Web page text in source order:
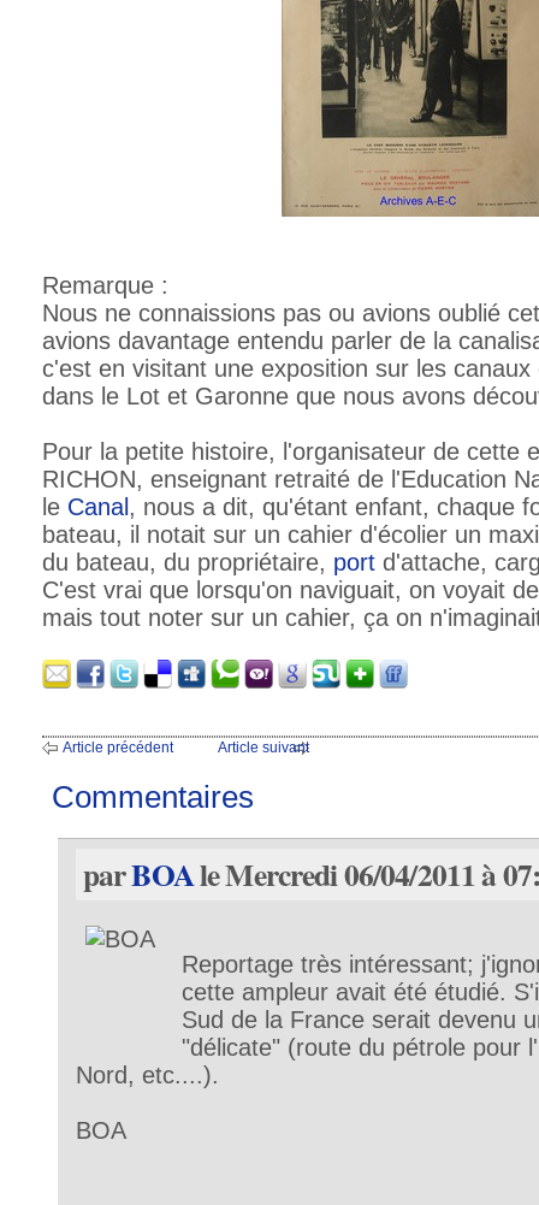
Remarque :
Nous ne connaissions pas ou avions oublié
avions davantage entendu parler de la
c'est en visitant une exposition sur les
dans le Lot et Garonne que nous avons
Pour la petite histoire, l'organisateur de cette
RICHON, enseignant retraité de l'Education
le Canal , nous a dit, qu'étant enfant, chaque
bateau, il notait sur un cahier d'écolier un
du bateau, du propriétaire, port d'attache,
C'est vrai que lorsqu'on naviguait, on voyait
mais tout noter sur un cahier, ça on
Article précédent Article suivant
Commentaires
parBOAle Mercredi 06/04/2011 à
Reportage très intéressant;
cette ampleur avait été étudié.
Sud de la France serait devenu
"délicate" (route du pétrole pour
Nord, etc....).
BOA